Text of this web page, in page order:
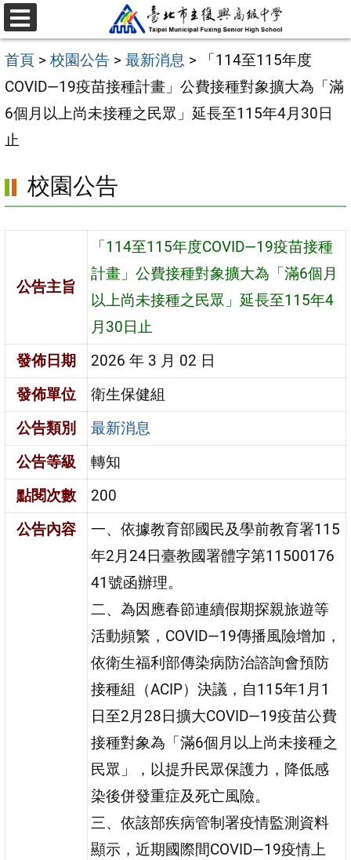
跳
至
主
要
內
容
選
單
首頁 > 校園公告 > 最新消息 >
「114至115年度
COVID—19疫苗接種計畫」公費接種對象擴大為「滿
6個月以上尚未接種之民眾」延長至115年4月30日
止
校園公告
公告主旨
「114至115年度COVID—19疫苗接種
計畫」公費接種對象擴大為「滿6個月
以上尚未接種之民眾」延長至115年4
月30日止
發佈日期
2026 年 3 月 02 日
發佈單位
衛生保健組
公告類別
最新消息
公告等級
轉知
點閱次數
200
公告內容
一、依據教育部國民及學前教育署115
年2月24日臺教國署體字第11500176
41號函辦理。
二、為因應春節連續假期探親旅遊等
活動頻繁，COVID—19傳播風險增加，
依衛生福利部傳染病防治諮詢會預防
接種組（ACIP）決議，自115年1月1
日至2月28日擴大COVID—19疫苗公費
接種對象為「滿6個月以上尚未接種之
民眾」，以提升民眾保護力，降低感
染後併發重症及死亡風險。
三、依該部疾病管制署疫情監測資料
顯示，近期國際間COVID—19疫情上